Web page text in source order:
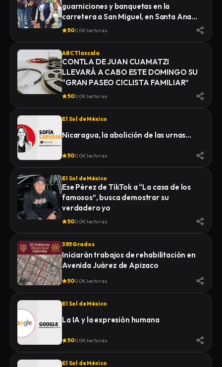
guarniciones y banquetas en la
carretera a San Miguel, en Santa Ana
Nopalucan
500.0K lecturas
ABC Tlaxcala
CONTLA DE JUAN CUAMATZI
LLEVARÁ A CABO ESTE DOMINGO SU
“GRAN PASEO CICLISTA FAMILIAR”
500.0K lecturas
El Sol de México
Nicaragua, la abolición de las urnas…
500.0K lecturas
El Sol de México
Ese Pérez de TikTok a “La casa de los
famosos”, busca demostrar su
verdadero yo
500.0K lecturas
385 Grados
Iniciarán trabajos de rehabilitación en
Avenida Juárez de Apizaco
500.0K lecturas
El Sol de México
La IA y la expresión humana
500.0K lecturas
El Sol de México